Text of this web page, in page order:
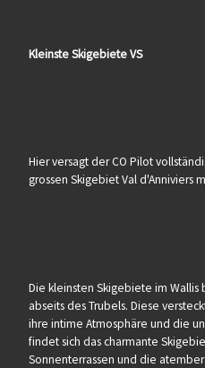
Kleinste Skigebiete VS
Hier versagt der CO Pilot
grossen Skigebiet Val d'Anniviers
Die kleinsten Skigebiete im
abseits des Trubels. Diese
ihre intime Atmosphäre und die
findet sich das charmante
Sonnenterrassen und die